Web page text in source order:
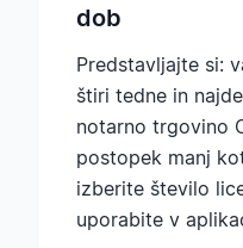
dob
Predstavljajte si:
štiri tedne in
notarno trgovino
postopek manj
izberite število
uporabite v